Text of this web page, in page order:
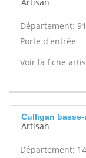
Département: 91
Porte d'entrée -
Voir la fiche
Culligan
Artisan
Département: 14